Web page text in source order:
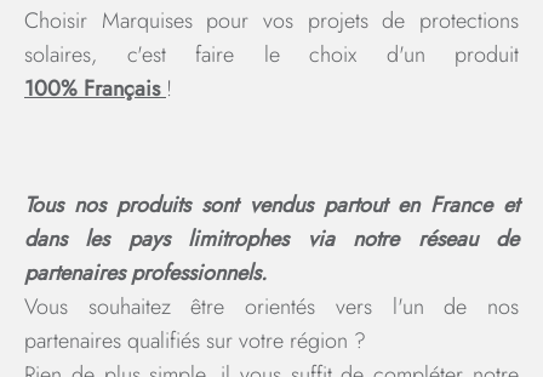
Choisir Marquises pour vos projets de protections
solaires, c'est faire le choix d'un produit
100% Français !
Tous nos produits sont vendus partout en France et
dans les pays limitrophes via notre réseau de
partenaires professionnels.
Vous souhaitez être orientés vers l'un de nos
partenaires qualifiés sur votre région ?